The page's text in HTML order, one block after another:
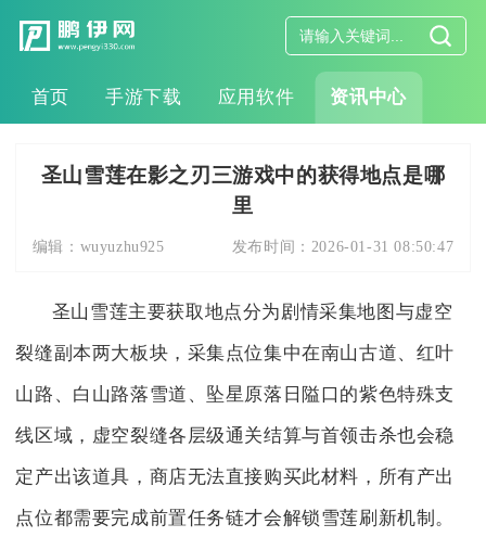
首页 手游下载 应用软件 资讯中心
圣山雪莲在影之刃三游戏中的获得地点是哪
里
编辑： wuyuzhu925 发布时间： 2026-01-31 08:50:47
圣山雪莲主要获取地点分为剧情采集地图与虚空
裂缝副本两大板块，采集点位集中在南山古道、红叶
山路、白山路落雪道、坠星原落日隘口的紫色特殊支
线区域，虚空裂缝各层级通关结算与首领击杀也会稳
定产出该道具，商店无法直接购买此材料，所有产出
点位都需要完成前置任务链才会解锁雪莲刷新机制。